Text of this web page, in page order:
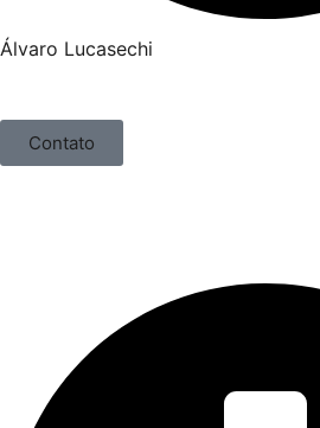
Álvaro Lucasechi
Contato